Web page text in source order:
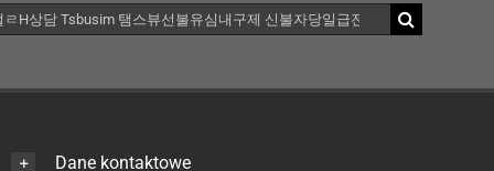
Dane kontaktowe